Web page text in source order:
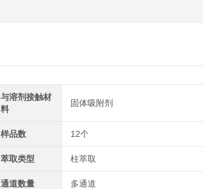
与溶剂接触材
料
固体吸附剂
样品数 12个
萃取类型 柱萃取
通道数量 多通道